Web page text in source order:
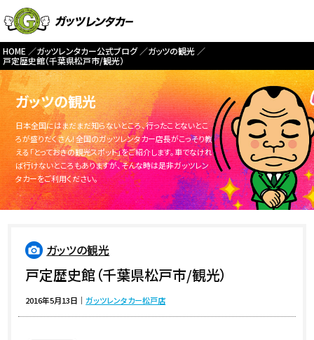
HOME ガッツレンタカー公式ブログ
ガッツの観光
戸定歴史館（千葉県松戸市/観光）
ガッツの観光
日本全国にはまだまだ知らないところ、行ったことないとこ
ろが盛りだくさん！全国のガッツレンタカー店長がこっそり教
える「とっておきの観光スポット」をご紹介します。車でなけれ
ば行けないところもありますが、そんな時は是非ガッツレン
タカーをご利用ください。
ガッツの観光
戸定歴史館（千葉県松戸市/観光）
2016年5月13日 ｜ガッツレンタカー松戸店